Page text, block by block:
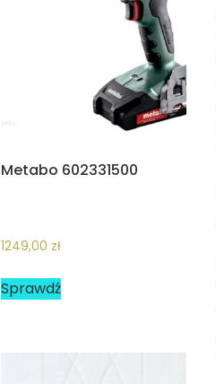
Metabo 602331500
1249,00 zł
Sprawdź